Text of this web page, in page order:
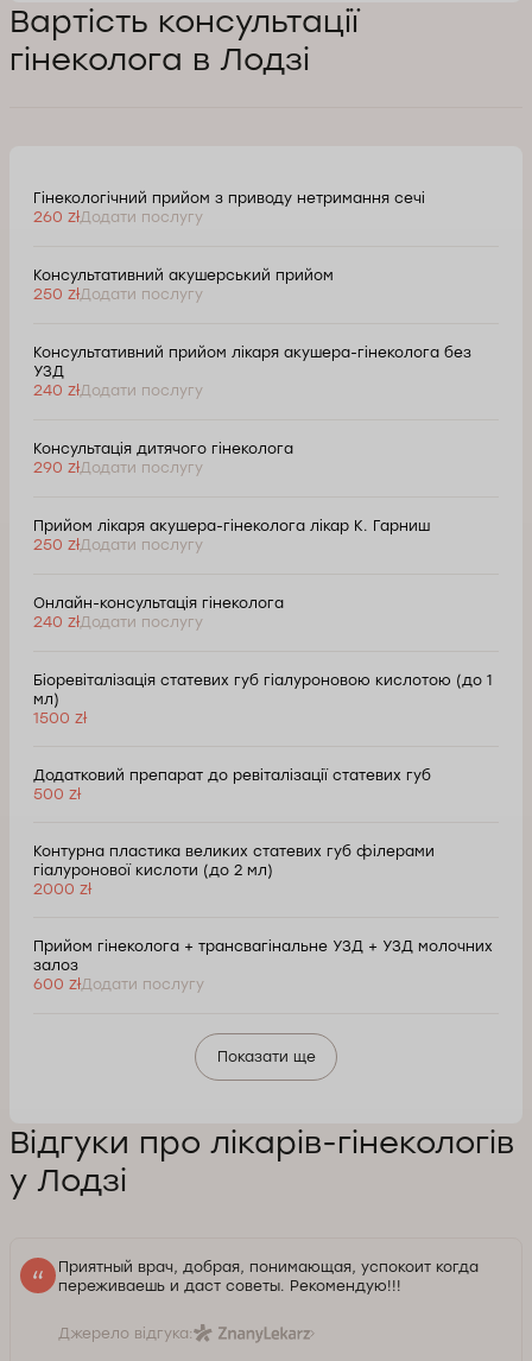
Вартість консультації
гінеколога в Лодзі
Гінекологічний прийом з приводу нетримання сечі
260 złДодати послугу
Консультативний акушерський прийом
250 złДодати послугу
Консультативний прийом лікаря акушера-гінеколога без
УЗД
240 złДодати послугу
Консультація дитячого гінеколога
290 złДодати послугу
Прийом лікаря акушера-гінеколога лікар К. Гарниш
250 złДодати послугу
Онлайн-консультація гінеколога
240 złДодати послугу
Біоревіталізація статевих губ гіалуроновою кислотою (до 1
мл)
1500 zł
Додатковий препарат до ревіталізації статевих губ
500 zł
Контурна пластика великих статевих губ філерами
гіалуронової кислоти (до 2 мл)
2000 zł
Прийом гінеколога + трансвагінальне УЗД + УЗД молочних
залоз
600 złДодати послугу
Показати ще
Відгуки про лікарів-гінекологів
у Лодзі
Приятный врач, добрая, понимающая, успокоит когда
переживаешь и даст советы. Рекомендую!!!
Джерело відгука: